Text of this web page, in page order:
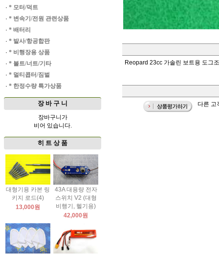
· * 모터/덕트
· * 변속기/전원 관련상품
· * 배터리
· * 발사/항공합판
· * 비행장용 상품
· * 볼트/너트/기타
· * 멀티콥터/짐벌
· * 한정수량 특가상품
장 바 구 니
장바구니가
비어 있습니다.
히 트 상 품
대형기용 카본 링
키지 로드(4)
13,000원
43A 대용량 전자
스위치 V2 (대형
비행기, 헬기용)
42,000원
Reopard 23cc 가솔린 보트용 도그
다른 고